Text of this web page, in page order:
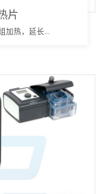
片
加热，延长...